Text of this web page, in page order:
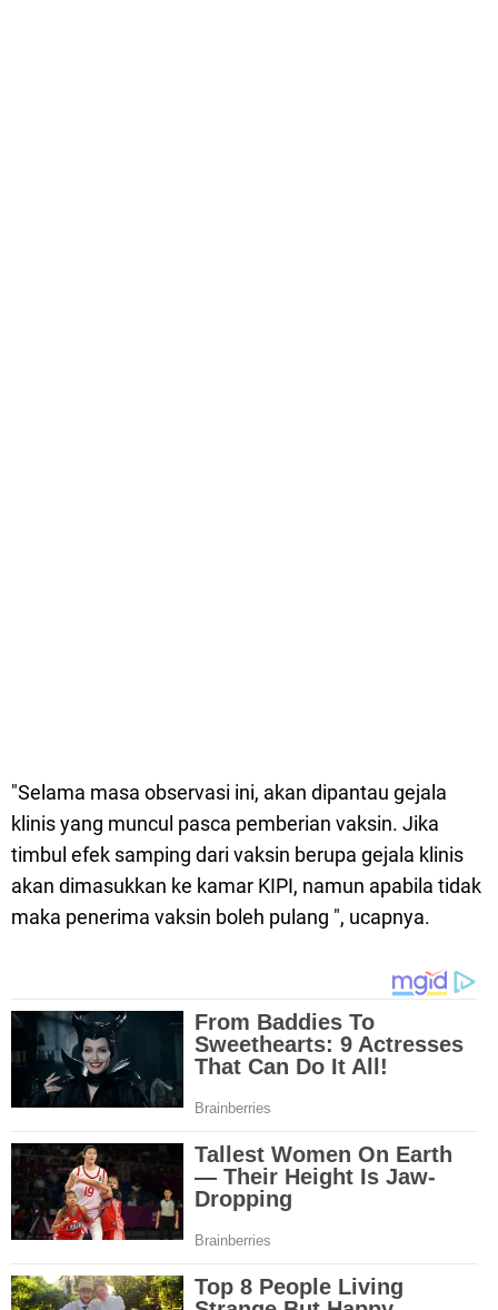
"Selama masa observasi ini, akan dipantau gejala
klinis yang muncul pasca pemberian vaksin. Jika
timbul efek samping dari vaksin berupa gejala klinis
akan dimasukkan ke kamar KIPI, namun apabila tidak
maka penerima vaksin boleh pulang ", ucapnya.